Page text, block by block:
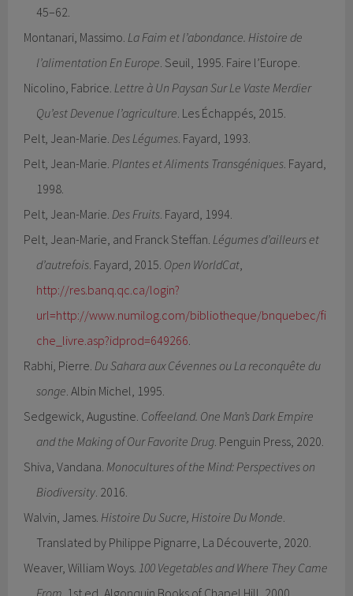
45–62.
Montanari, Massimo.La Faim et l’abondance. Histoire de
l’alimentation En Europe. Seuil, 1995. Faire l’Europe.
Nicolino, Fabrice.Lettre à Un Paysan Sur Le Vaste Merdier
Qu’est Devenue l’agriculture. Les Échappés, 2015.
Pelt, Jean-Marie.Des Légumes. Fayard, 1993.
Pelt, Jean-Marie.Plantes et Aliments Transgéniques. Fayard,
1998.
Pelt, Jean-Marie.Des Fruits. Fayard, 1994.
Pelt, Jean-Marie, and Franck Steffan.Légumes d’ailleurs et
d’autrefois. Fayard, 2015. Open WorldCat,
http://res.banq.qc.ca/login?
url=http://www.numilog.com/bibliotheque/bnquebec/fi
che_livre.asp?idprod=649266.
Rabhi, Pierre.Du Sahara aux Cévennes ou La reconquête du
songe. Albin Michel, 1995.
Sedgewick, Augustine. Coffeeland. One Man’s Dark Empire
and the Making of Our Favorite Drug. Penguin Press, 2020.
Shiva, Vandana.Monocultures of the Mind: Perspectives on
Biodiversity. 2016.
Walvin, James.Histoire Du Sucre, Histoire Du Monde.
Translated by Philippe Pignarre, La Découverte, 2020.
Weaver, William Woys.100 Vegetables and Where They Came
From. 1st ed, Algonquin Books of Chapel Hill, 2000.